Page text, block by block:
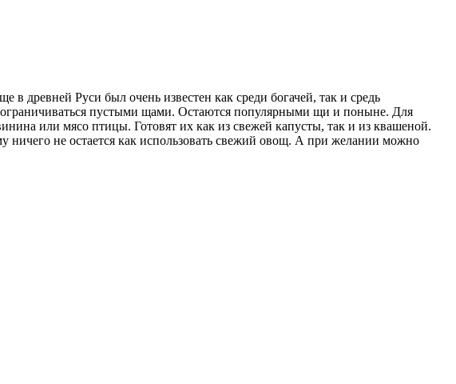
в древней Руси был очень известен как среди богачей, так и средь
ограничиваться пустыми щами. Остаются популярными щи и поныне. Для
или мясо птицы. Готовят их как из свежей капусты, так и из квашеной.
ничего не остается как использовать свежий овощ. А при желании можно